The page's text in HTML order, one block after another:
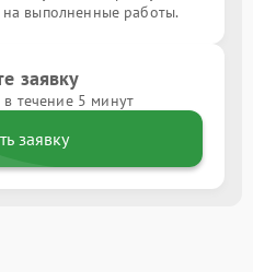
на выполненные работы.
заявку
течение 5 минут
заявку